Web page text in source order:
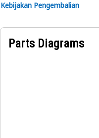
Kebijakan Pengembalian
Parts Diagrams